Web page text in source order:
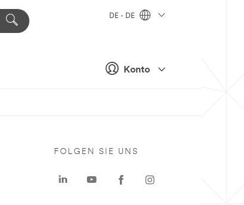
Konto
DE - DE
FOLGEN SIE UNS